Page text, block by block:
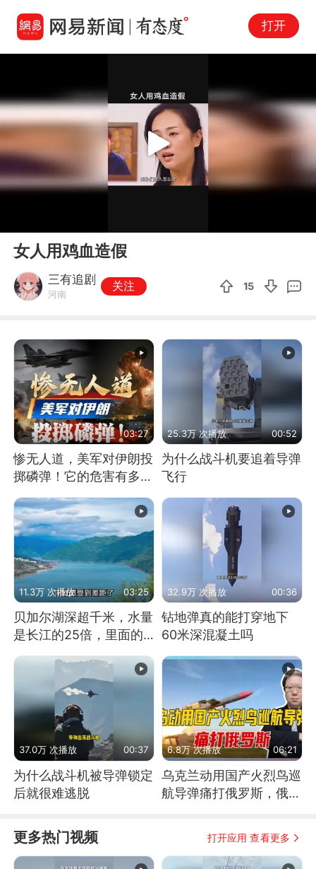
打开
Play
女人用鸡血造假
三有追剧
河南
关注 15
03:27
惨无人道，美军对伊朗投
掷磷弹！它的危害有多
大？
25.3万 次播放 00:52
为什么战斗机要追着导弹
飞行
11.3万 次播放 03:25
贝加尔湖深超千米，水量
是长江的25倍，里面的
32.9万 次播放 00:36
钻地弹真的能打穿地下
60米深混凝土吗
37.0万 次播放 00:37
为什么战斗机被导弹锁定
后就很难逃脱
6.8万 次播放 06:21
乌克兰动用国产火烈鸟巡
航导弹痛打俄罗斯，俄军
更多热门视频 打开应用 查看更多